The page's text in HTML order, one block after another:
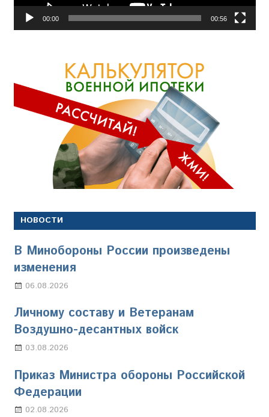
00:00 00:56
НОВОСТИ
В Минобороны России произведены
изменения
06.08.2026
Личному составу и Ветеранам
Воздушно-десантных войск
03.08.2026
Приказ Министра обороны Российской
Федерации
02.08.2026